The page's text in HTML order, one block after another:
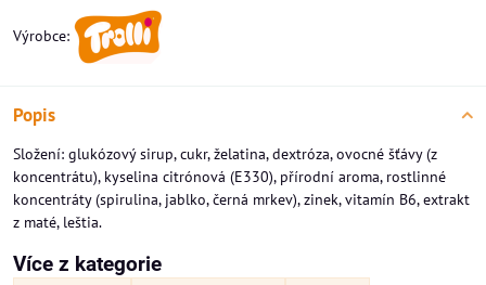
Výrobce:
Popis
Složení: glukózový sirup, cukr, želatina, dextróza, ovocné šťávy (z
koncentrátu), kyselina citrónová (E330), přírodní aroma, rostlinné
koncentráty (spirulina, jablko, černá mrkev), zinek, vitamín B6, extrakt
z maté, leštia.
Více z kategorie